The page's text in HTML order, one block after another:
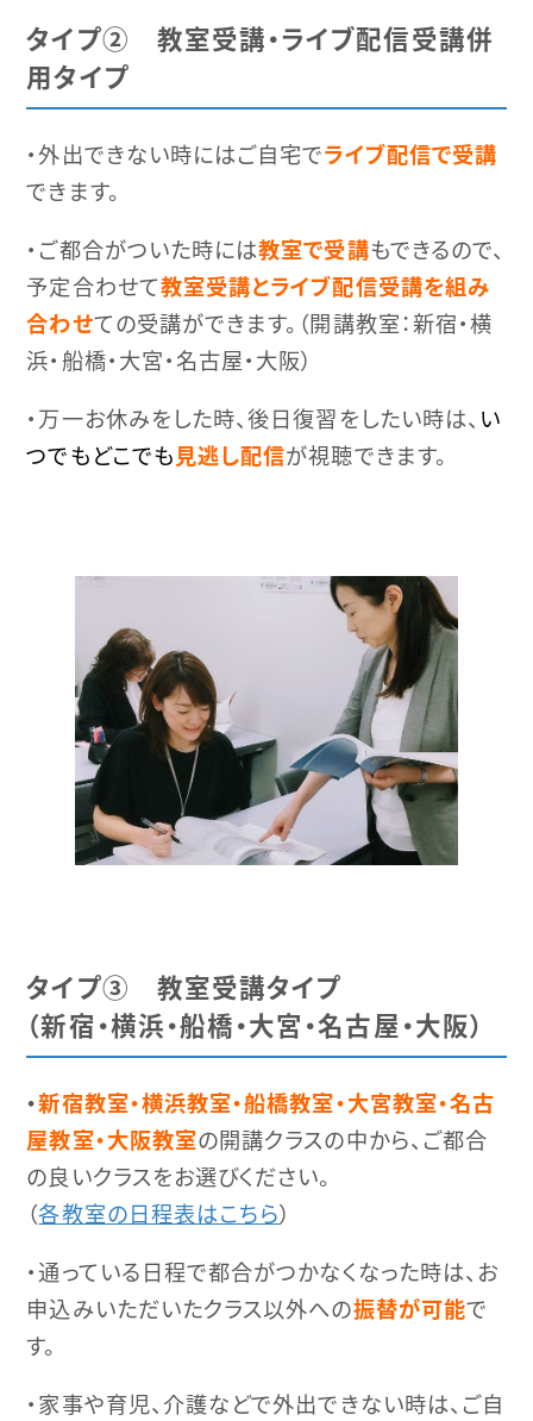
タイプ② 教室受講・ライブ配信受講併
用タイプ
・外出できない時にはご自宅でライブ配信で受講
できます。
・ご都合がついた時には教室で受講もできるので、
予定合わせて教室受講とライブ配信受講を組み
合わせての受講ができます。（開講教室：新宿・横
浜・船橋・大宮・名古屋・大阪）
・万一お休みをした時、後日復習をしたい時は、 い
つでもどこでも見逃し配信が視聴できます。
タイプ③ 教室受講タイプ
（新宿・横浜・船橋・大宮・名古屋・大阪）
・新宿教室・横浜教室・船橋教室・大宮教室・名古
屋教室・大阪教室の開講クラスの中から、ご都合
の良いクラスをお選びください。
（各教室の日程表はこちら）
・通っている日程で都合がつかなくなった時は、お
申込みいただいたクラス以外への振替が可能で
す。
・家事や育児、介護などで外出できない時は、ご自